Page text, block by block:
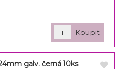
galv. černá 10ks